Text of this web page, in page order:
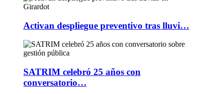
Activan despliegue preventivo tras lluvi…
SATRIM celebró 25 años con
conversatorio…